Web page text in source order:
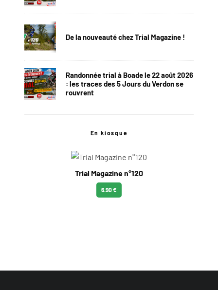
De la nouveauté chez Trial Magazine !
Randonnée trial à Boade le 22 août 2026
: les traces des 5 Jours du Verdon se
rouvrent
En kiosque
Trial Magazine n°120
6.90 €